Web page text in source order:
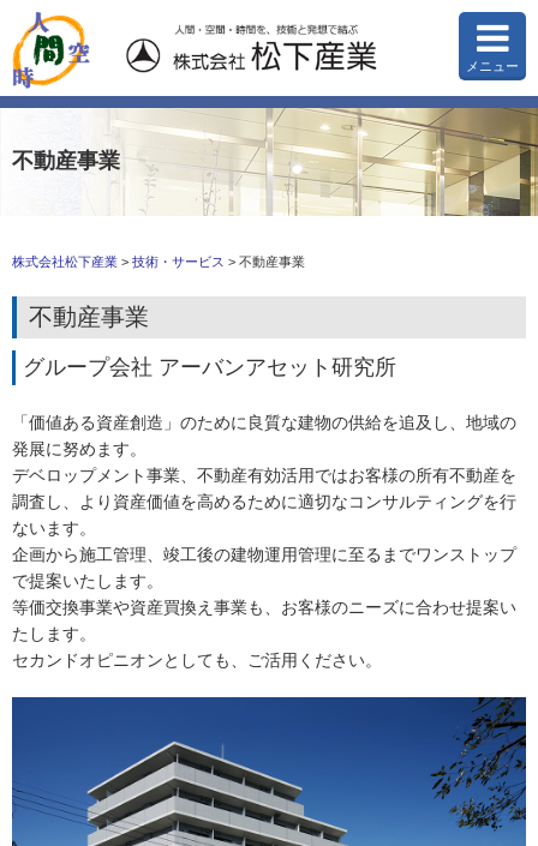
メニュー
不動産事業
株式会社松下産業 > 技術・サービス > 不動産事業
不動産事業
グループ会社 アーバンアセット研究所
「価値ある資産創造」のために良質な建物の供給を追及し、地域の
発展に努めます。
デベロップメント事業、不動産有効活用ではお客様の所有不動産を
調査し、より資産価値を高めるために適切なコンサルティングを行
ないます。
企画から施工管理、竣工後の建物運用管理に至るまでワンストップ
で提案いたします。
等価交換事業や資産買換え事業も、お客様のニーズに合わせ提案い
たします。
セカンドオピニオンとしても、ご活用ください。